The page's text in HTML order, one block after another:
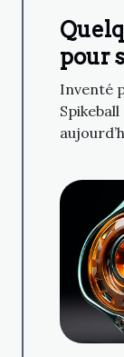
pour
Inventé